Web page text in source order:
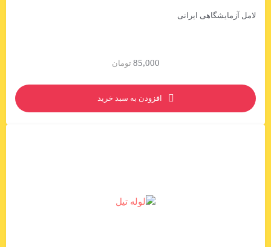
لامل آزمایشگاهی ایرانی
تومان 85,000
افزودن به سبد خرید